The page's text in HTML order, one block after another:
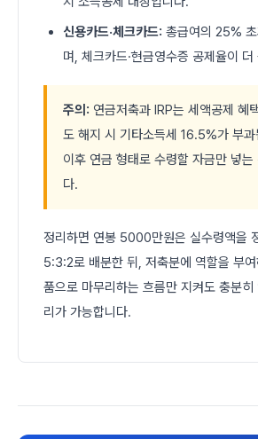
신용카드·체크카드: 총급여의 25%
며, 체크카드·현금영수증 공제율이 더
주의: 연금저축과 IRP는 세액공제 혜
도 해지 시 기타소득세 16.5%가 부
이후 연금 형태로 수령할 자금만 넣는
다.
정리하면 연봉 5000만원은 실수령액을
5:3:2로 배분한 뒤, 저축분에 역할을 부
품으로 마무리하는 흐름만 지켜도 충분
리가 가능합니다.